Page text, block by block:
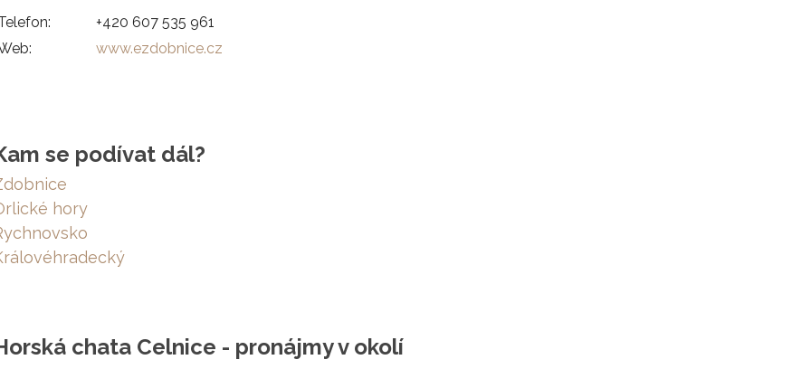
+420 607 535 961
www.ezdobnice.cz
se podívat dál?
hory
chata Celnice - pronájmy v okolí